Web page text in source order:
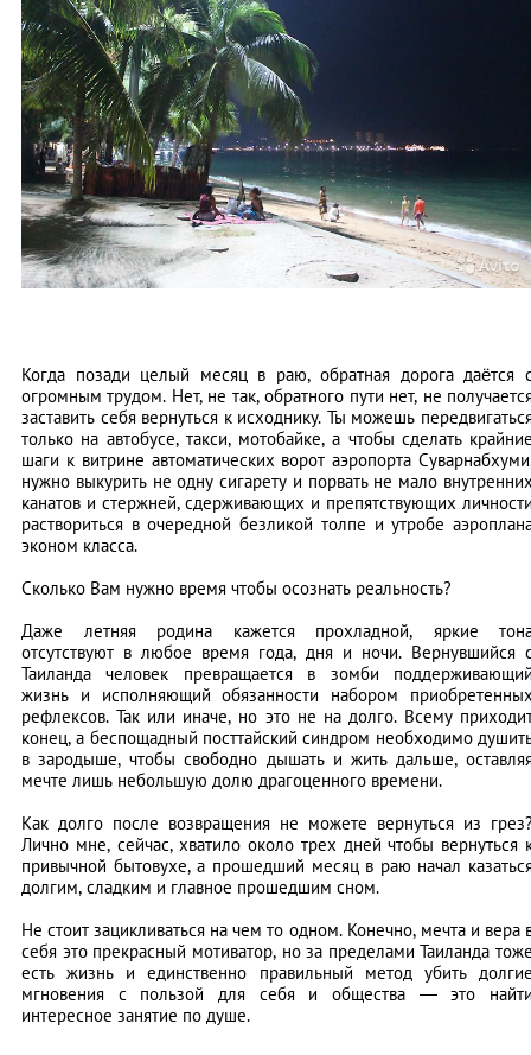
Когда позади целый месяц в раю, обратная дорога даётся
огромным трудом. Нет, не так, обратного пути нет, не
заставить себя вернуться к исходнику. Ты можешь
только на автобусе, такси, мотобайке, а чтобы сделать
шаги к витрине автоматических ворот аэропорта
нужно выкурить не одну сигарету и порвать не мало
канатов и стержней, сдерживающих и препятствующих
раствориться в очередной безликой толпе и утробе
эконом класса.
Сколько Вам нужно время чтобы осознать реальность?
Даже летняя родина кажется прохладной, яркие
отсутствуют в любое время года, дня и ночи. Вернувшийся
Таиланда человек превращается в зомби
жизнь и исполняющий обязанности набором
рефлексов. Так или иначе, но это не на долго. Всему
конец, а беспощадный посттайский синдром необходимо
в зародыше, чтобы свободно дышать и жить дальше,
мечте лишь небольшую долю драгоценного времени.
Как долго после возвращения не можете вернуться из
Лично мне, сейчас, хватило около трех дней чтобы вернуться
привычной бытовухе, а прошедший месяц в раю начал
долгим, сладким и главное прошедшим сном.
Не стоит зацикливаться на чем то одном. Конечно, мечта и вера
себя это прекрасный мотиватор, но за пределами Таиланда
есть жизнь и единственно правильный метод убить
мгновения с пользой для себя и общества — это
интересное занятие по душе.